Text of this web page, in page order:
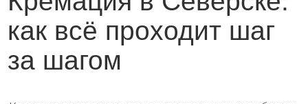
Кремация постепенно становится привычным выбором
для семей в Северске и Томске. Кому-то так ближе по
мировоззрению, кому-то важнее финансовая сторона,
а кто-то просто исполняет прижизненную волю
близкого человека.